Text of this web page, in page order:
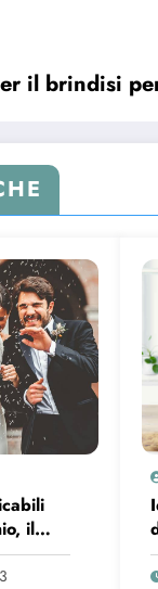
il brindisi
il